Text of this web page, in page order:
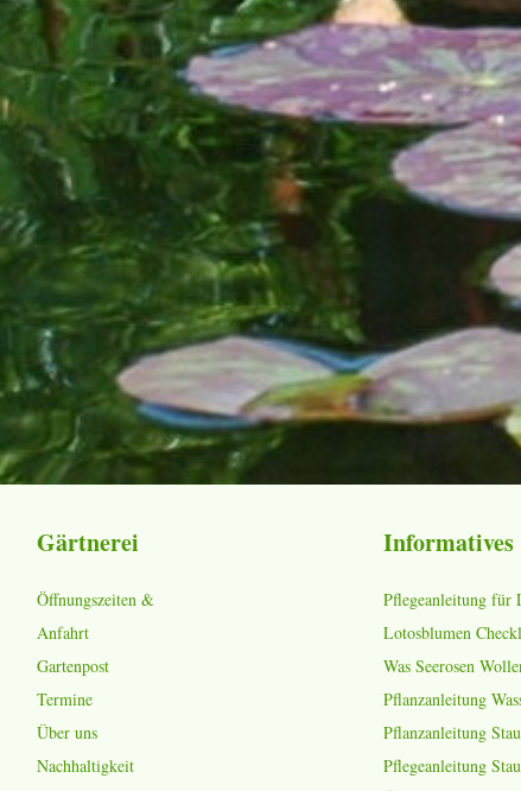
Gärtnerei
Öffnungszeiten &
Anfahrt
Gartenpost
Termine
Über uns
Nachhaltigkeit
Informatives
Pflegeanleitung für
Lotosblumen
Was Seerosen
Pflanzanleitung
Pflanzanleitung
Pflegeanleitung